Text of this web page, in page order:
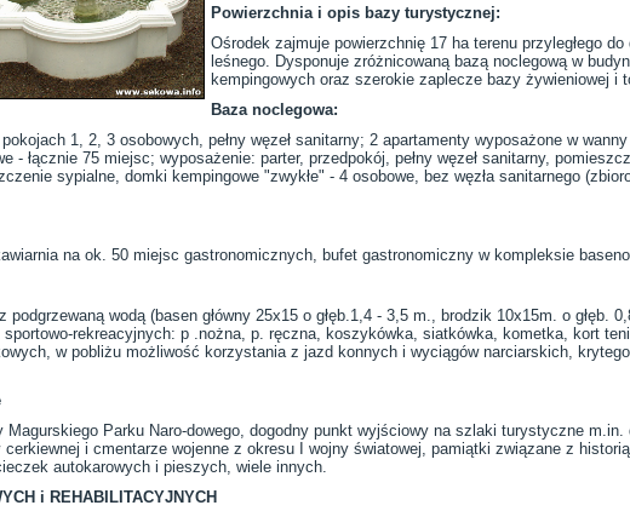
Powierzchnia i opis bazy turystycznej:
Ośrodek zajmuje powierzchnię 17 ha terenu przyległego
leśnego. Dysponuje zróżnicowaną bazą noclegową w
kempingowych oraz szerokie zaplecze bazy żywieniowej i
Baza noclegowa:
1, 2, 3 osobowych, pełny węzeł sanitarny; 2 apartamenty wyposażone w
- łącznie 75 miejsc; wyposażenie: parter, przedpokój, pełny węzeł sanitarny,
sypialne, domki kempingowe "zwykłe" - 4 osobowe, bez węzła sanitarnego
na ok. 50 miejsc gastronomicznych, bufet gastronomiczny w kompleksie
wodą (basen główny 25x15 o głęb.1,4 - 3,5 m., brodzik 10x15m. o głęb.
sportowo-rekreacyjnych: p .nożna, p. ręczna, koszykówka, siatkówka, kometka, kort
w pobliżu możliwość korzystania z jazd konnych i wyciągów narciarskich,
Magurskiego Parku Naro-dowego, dogodny punkt wyjściowy na szlaki turystyczne m.in.
i cmentarze wojenne z okresu I wojny światowej, pamiątki związane z
autokarowych i pieszych, wiele innych.
i REHABILITACYJNYCH